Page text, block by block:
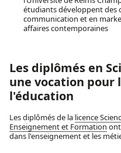
étudiants développent des
communication et en
affaires contemporaines
Les diplômés en
une vocation pour
l'éducation
Les diplômés de la licence
Enseignement et Formation
dans l'enseignement et les